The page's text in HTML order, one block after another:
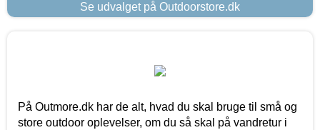
Se udvalget på Outdoorstore.dk
På Outmore.dk har de alt, hvad du skal bruge til små og
store outdoor oplevelser, om du så skal på vandretur i